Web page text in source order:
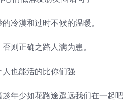
冷漠和过时不候的温暖。
则正确之路人满为患。
也能活的比你们强
年少如花路途遥远我们在一起吧